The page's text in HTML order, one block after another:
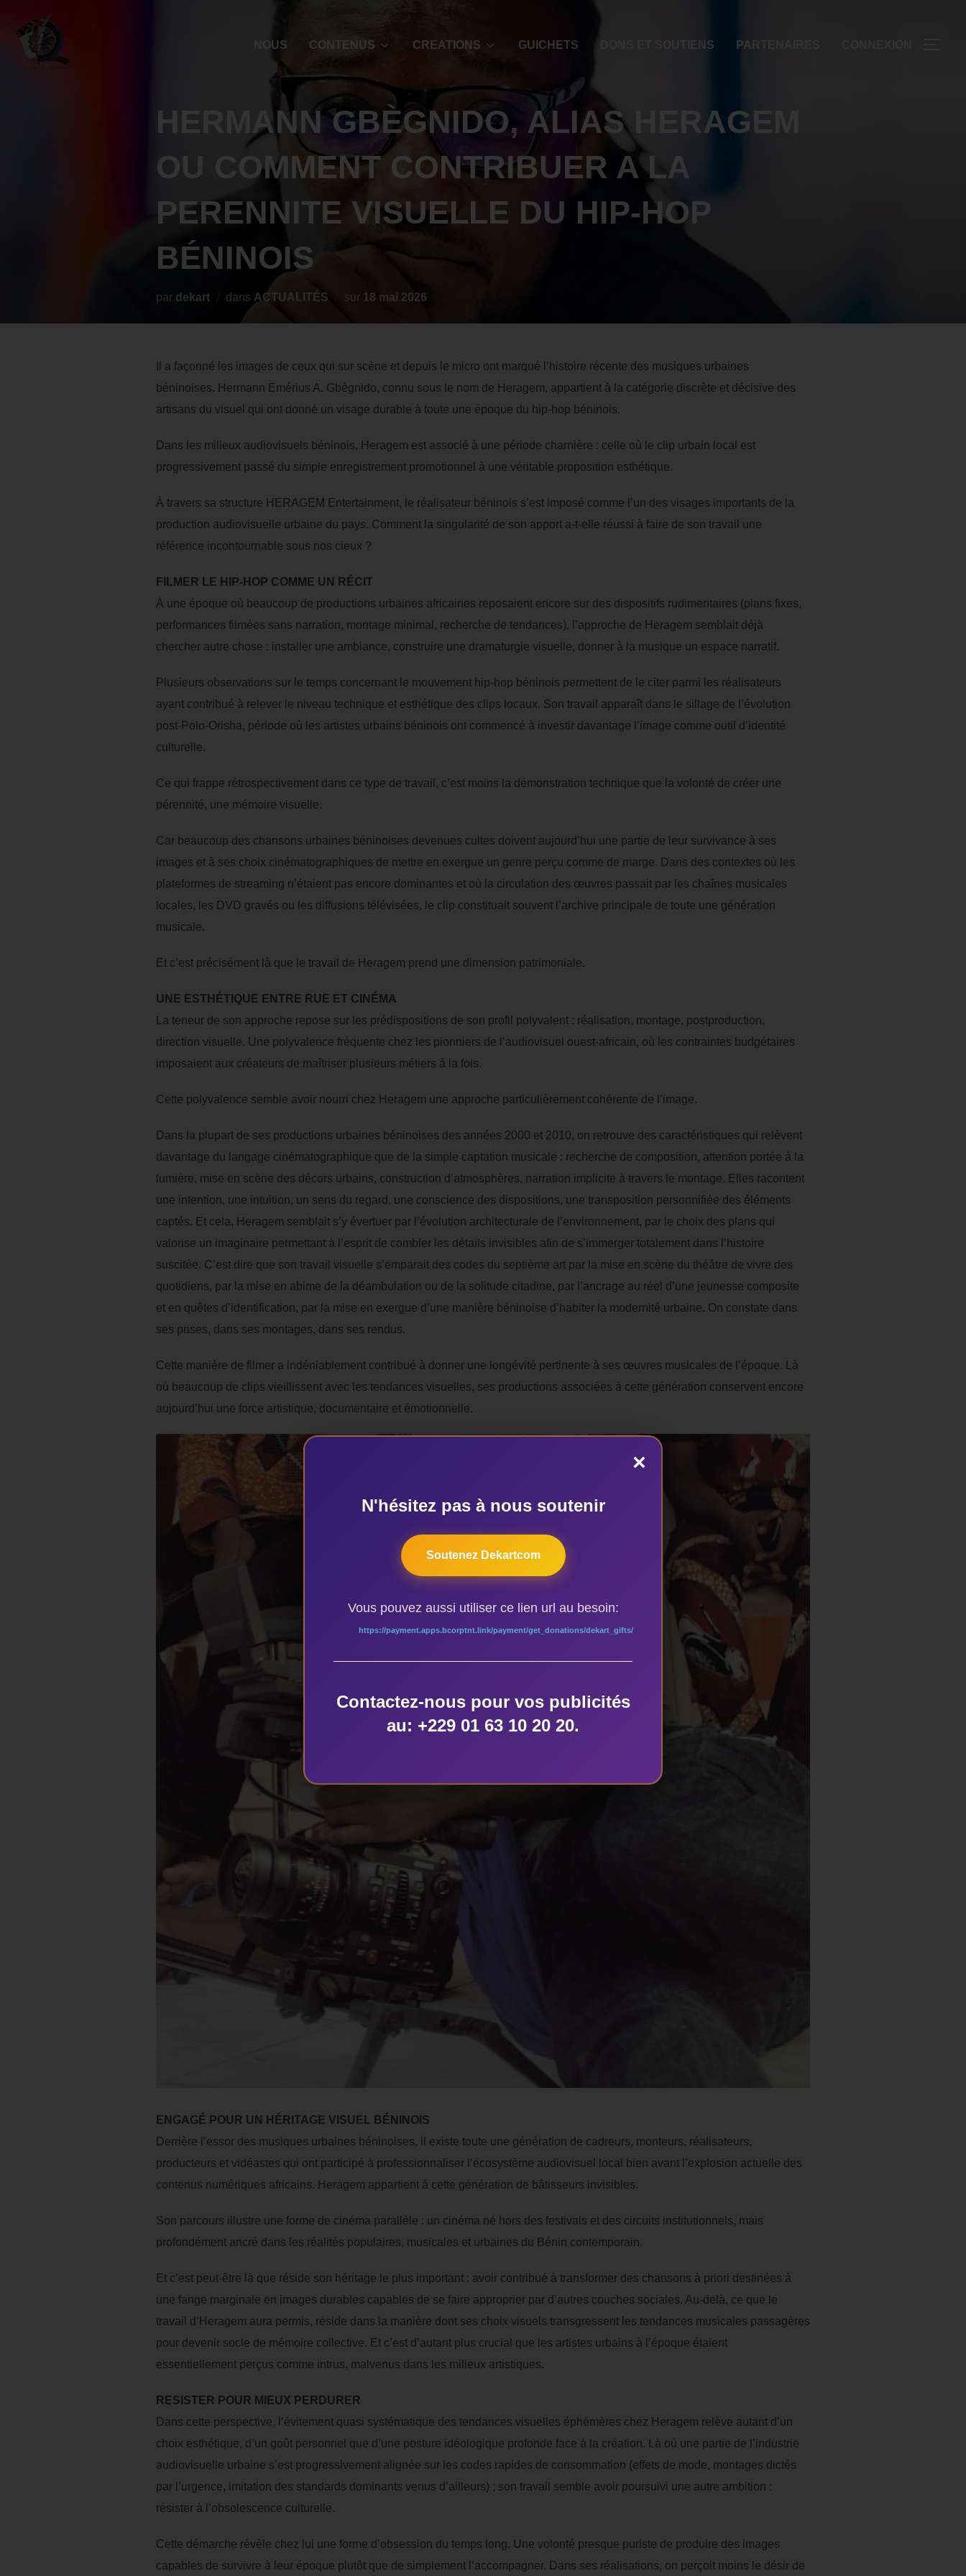
NOUS CONTENUS CREATIONS GUICHETS DONS ET SOUTIENS PARTENAIRES
HERMANN GBÈGNIDO, ALIAS HERAGEM
OU COMMENT CONTRIBUER A LA
PERENNITE VISUELLE DU HIP-HOP
BÉNINOIS
par dekart dans ACTUALITÉS sur 18 mai 2026
Il a façonné les images de ceux qui sur scène et depuis le micro ont marqué l’histoire récente des musiques urbaines
béninoises. Hermann Emérius A. Gbègnido, connu sous le nom de Heragem, appartient à la catégorie discrète et décisive des
artisans du visuel qui ont donné un visage durable à toute une époque du hip-hop béninois.
Dans les milieux audiovisuels béninois, Heragem est associé à une période charnière : celle où le clip urbain local est
progressivement passé du simple enregistrement promotionnel à une véritable proposition esthétique.
À travers sa structure HERAGEM Entertainment, le réalisateur béninois s’est imposé comme l’un des visages importants de la
production audiovisuelle urbaine du pays. Comment la singularité de son apport a-t-elle réussi à faire de son travail une
référence incontournable sous nos cieux ?
FILMER LE HIP-HOP COMME UN RÉCIT
À une époque où beaucoup de productions urbaines africaines reposaient encore sur des dispositifs rudimentaires (plans fixes,
performances filmées sans narration, montage minimal, recherche de tendances), l’approche de Heragem semblait déjà
chercher autre chose : installer une ambiance, construire une dramaturgie visuelle, donner à la musique un espace narratif.
Plusieurs observations sur le temps concernant le mouvement hip-hop béninois permettent de le citer parmi les réalisateurs
ayant contribué à relever le niveau technique et esthétique des clips locaux. Son travail apparaît dans le sillage de l’évolution
post-Polo-Orisha, période où les artistes urbains béninois ont commencé à investir davantage l’image comme outil d’identité
culturelle.
Ce qui frappe rétrospectivement dans ce type de travail, c’est moins la démonstration technique que la volonté de créer une
pérennité, une mémoire visuelle.
Car beaucoup des chansons urbaines béninoises devenues cultes doivent aujourd’hui une partie de leur survivance à ses
images et à ses choix cinématographiques de mettre en exergue un genre perçu comme de marge. Dans des contextes où les
plateformes de streaming n’étaient pas encore dominantes et où la circulation des œuvres passait par les chaînes musicales
locales, les DVD gravés ou les diffusions télévisées, le clip constituait souvent l’archive principale de toute une génération
musicale.
Et c’est précisément là que le travail de Heragem prend une dimension patrimoniale.
UNE ESTHÉTIQUE ENTRE RUE ET CINÉMA
La teneur de son approche repose sur les prédispositions de son profil polyvalent : réalisation, montage, postproduction,
direction visuelle. Une polyvalence fréquente chez les pionniers de l’audiovisuel ouest-africain, où les contraintes budgétaires
imposaient aux créateurs de maîtriser plusieurs métiers à la fois.
Cette polyvalence semble avoir nourri chez Heragem une approche particulièrement cohérente de l’image.
Dans la plupart de ses productions urbaines béninoises des années 2000 et 2010, on retrouve des caractéristiques qui relèvent
davantage du langage cinématographique que de la simple captation musicale : recherche de composition, attention portée à la
lumière, mise en scène des décors urbains, construction d’atmosphères, narration implicite à travers le montage. Elles racontent
une intention, une intuition, un sens du regard, une conscience des dispositions, une transposition personnifiée des éléments
captés. Et cela, Heragem semblait s’y évertuer par l’évolution architecturale de l’environnement, par le choix des plans qui
valorise un imaginaire permettant à l’esprit de combler les détails invisibles afin de s’immerger totalement dans l’histoire
suscitée. C’est dire que son travail visuelle s’emparait des codes du septième art par la mise en scène du théâtre de vivre des
quotidiens, par la mise en abime de la déambulation ou de la solitude citadine, par l’ancrage au réel d’une jeunesse composite
et en quêtes d’identification, par la mise en exergue d’une manière béninoise d’habiter la modernité urbaine. On constate dans
ses prises, dans ses montages, dans ses rendus.
Cette manière de filmer a indéniablement contribué à donner une longévité pertinente à ses œuvres musicales de l’époque. Là
où beaucoup de clips vieillissent avec les tendances visuelles, ses productions associées à cette génération conservent encore
aujourd’hui une force artistique, documentaire et émotionnelle.
ENGAGÉ POUR UN HÉRITAGE VISUEL BÉNINOIS
Derrière l’essor des musiques urbaines béninoises, il existe toute une génération de cadreurs, monteurs, réalisateurs,
producteurs et vidéastes qui ont participé à professionnaliser l’écosystème audiovisuel local bien avant l’explosion actuelle des
contenus numériques africains. Heragem appartient à cette génération de bâtisseurs invisibles.
Son parcours illustre une forme de cinéma parallèle : un cinéma né hors des festivals et des circuits institutionnels, mais
profondément ancré dans les réalités populaires, musicales et urbaines du Bénin contemporain.
Et c’est peut-être là que réside son héritage le plus important : avoir contribué à transformer des chansons à priori destinées à
une fange marginale en images durables capables de se faire approprier par d’autres couches sociales. Au-delà, ce que le
travail d’Heragem aura permis, réside dans la manière dont ses choix visuels transgressent les tendances musicales passagères
pour devenir socle de mémoire collective. Et c’est d’autant plus crucial que les artistes urbains à l’époque étaient
essentiellement perçus comme intrus, malvenus dans les milieux artistiques.
RESISTER POUR MIEUX PERDURER
Dans cette perspective, l’évitement quasi systématique des tendances visuelles éphémères chez Heragem relève autant d’un
choix esthétique, d’un goût personnel que d’une posture idéologique profonde face à la création. Là où une partie de l’industrie
audiovisuelle urbaine s’est progressivement alignée sur les codes rapides de consommation (effets de mode, montages dictés
par l’urgence, imitation des standards dominants venus d’ailleurs) ; son travail semble avoir poursuivi une autre ambition :
résister à l’obsolescence culturelle.
Cette démarche révèle chez lui une forme d’obsession du temps long. Une volonté presque puriste de produire des images
capables de survivre à leur époque plutôt que de simplement l’accompagner. Dans ses réalisations, on perçoit moins le désir de
×
N'hésitez pas à nous soutenir
Soutenez Dekartcom
Vous pouvez aussi utiliser ce lien url au besoin:
https://payment.apps.bcorptnt.link/payment/get_donations/dekart_gifts/
Contactez-nous pour vos publicités
au: +229 01 63 10 20 20.